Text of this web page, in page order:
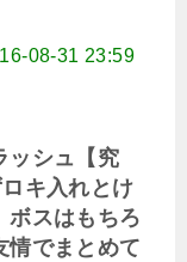
08-31 23:59
ッシュ【究
キ入れとけ
スはもちろ
情でまとめて